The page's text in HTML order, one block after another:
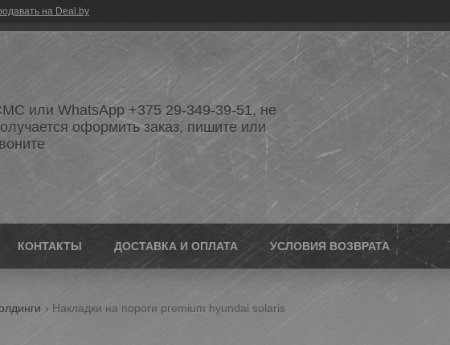
на Deal.by
или WhatsApp +375 29-349-39-51, не
оформить заказ, пишите или
КОНТАКТЫ ДОСТАВКА И ОПЛАТА УСЛОВИЯ ВОЗВРАТА
Накладки на пороги premium hyundai solaris